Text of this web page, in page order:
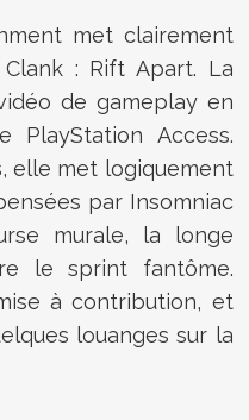
met clairement
: Rift Apart. La
de gameplay en
PlayStation Access.
elle met logiquement
par Insomniac
murale, la longe
le sprint fantôme.
à contribution, et
louanges sur la